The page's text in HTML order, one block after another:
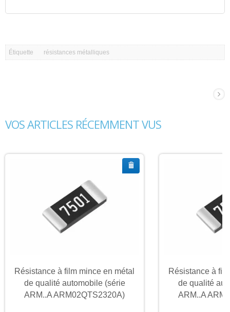
Étiquette résistances métalliques
VOS ARTICLES RÉCEMMENT VUS
Résistance à film mince en métal
de qualité automobile (série
ARM..A ARM02QTS2320A)
Résistance à
de qualité
ARM..A